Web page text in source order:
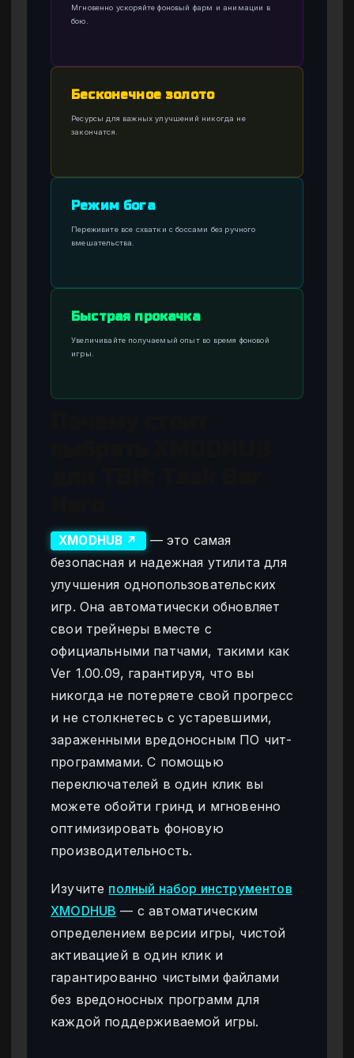
Мгновенно ускоряйте фоновый фарм и анимации в
бою.
Бесконечное золото
Ресурсы для важных улучшений никогда не
закончатся.
Режим бога
Переживите все схватки с боссами без ручного
вмешательства.
Быстрая прокачка
Увеличивайте получаемый опыт во время фоновой
игры.
XMODHUB ↗
— это самая
безопасная и надежная утилита для
улучшения однопользовательских
игр. Она автоматически обновляет
свои трейнеры вместе с
официальными патчами, такими как
Ver 1.00.09, гарантируя, что вы
никогда не потеряете свой прогресс
и не столкнетесь с устаревшими,
зараженными вредоносным ПО чит-
программами. С помощью
переключателей в один клик вы
можете обойти гринд и мгновенно
оптимизировать фоновую
производительность.
Изучите полный набор инструментов
XMODHUB — с автоматическим
определением версии игры, чистой
активацией в один клик и
гарантированно чистыми файлами
без вредоносных программ для
каждой поддерживаемой игры.